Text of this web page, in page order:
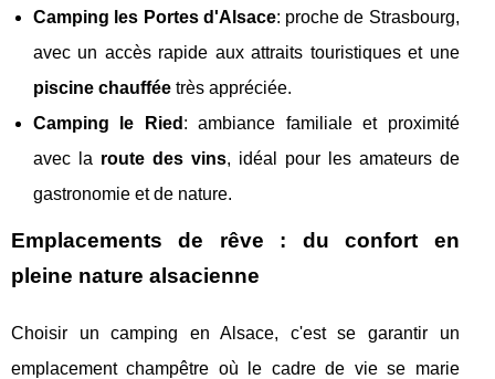
Camping les Portes d'Alsace: proche de Strasbourg,
avec un accès rapide aux attraits touristiques et une
piscine chauffée très appréciée.
Camping le Ried : ambiance familiale et proximité
avec la route des vins, idéal pour les amateurs de
gastronomie et de nature.
Emplacements de rêve : du confort en
pleine nature alsacienne
Choisir un camping en Alsace, c'est se garantir un
emplacement champêtre où le cadre de vie se marie